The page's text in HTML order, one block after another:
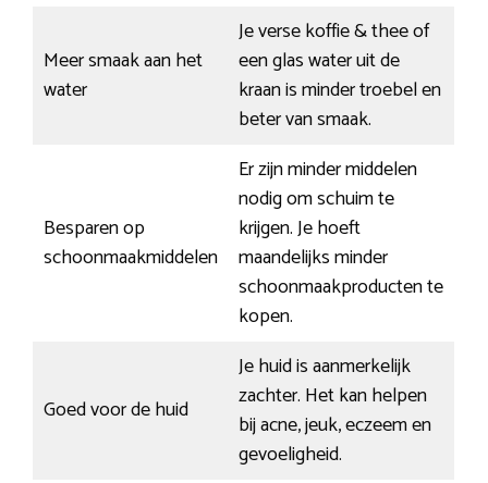
Meer smaak aan het
water
Je verse koffie & thee of
een glas water uit de
kraan is minder troebel en
beter van smaak.
Besparen op
schoonmaakmiddelen
Er zijn minder middelen
nodig om schuim te
krijgen. Je hoeft
maandelijks minder
schoonmaakproducten te
kopen.
Goed voor de huid
Je huid is aanmerkelijk
zachter. Het kan helpen
bij acne, jeuk, eczeem en
gevoeligheid.